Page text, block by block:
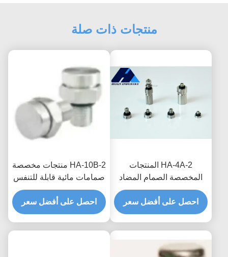
منتجات ذات صلة
HA-4A-2 المنتجات
المخصصة الصمام المضاد
للماء القابل للتنفس لصندوق
التوزيع العزل المائي وحماية
الرطوبة
احصل على أفضل سعر
HA-10B-2 منتجات مخصصة
صمامات مائية قابلة للتنفس
لتحسين الموثوقية وعمر
الخدمة في أنظمة الطاقة
الجديدة
احصل على أفضل سعر